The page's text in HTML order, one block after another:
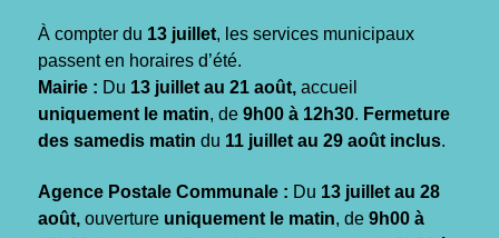
À compter du 13 juillet, les services municipaux
passent en horaires d’été.
Mairie : Du 13 juillet au 21 août, accueil
uniquement le matin, de 9h00 à 12h30. Fermeture
des samedis matin du 11 juillet au 29 août inclus.
Agence Postale Communale : Du 13 juillet au 28
août, ouverture uniquement le matin, de 9h00 à